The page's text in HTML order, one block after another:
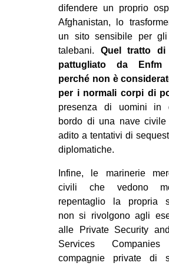
difendere un proprio
Afghanistan, lo
un sito sensibile per gli
talebani. Quel tratto di
pattugliato da Enfm
perché non è
per i normali corpi di
presenza di uomini in
bordo di una nave civile
adito a tentativi di
diplomatiche.
Infine, le marinerie
civili che vedono
repentaglio la propria
non si rivolgono agli
alle Private Security
Services Companies
compagnie private di